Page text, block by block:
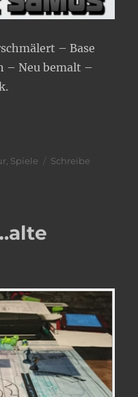
– Base
– Neu bemalt –
Look!“
Spiele
Schreibe